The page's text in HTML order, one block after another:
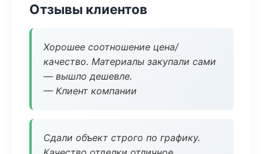
Отзывы клиентов
Хорошее соотношение цена/
качество. Материалы закупали сами
— вышло дешевле.
— Клиент компании
Сдали объект строго по графику.